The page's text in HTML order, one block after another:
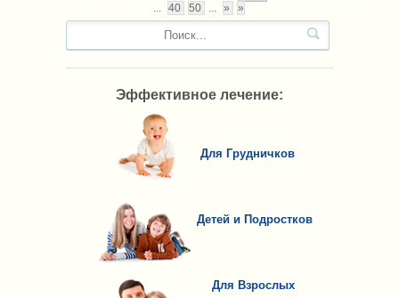
... 40 50 ... » »
Эффективное лечение:
Для Грудничков
Детей и Подростков
Для Взрослых